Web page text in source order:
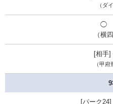
（ダ
◯
（横
（甲府